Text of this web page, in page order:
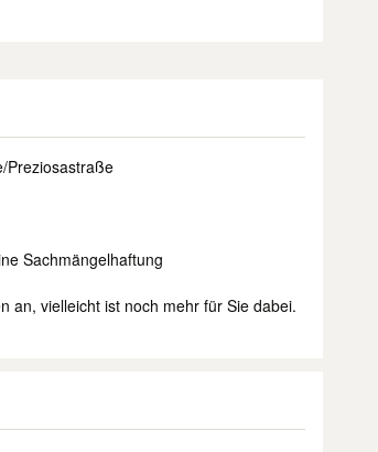
Preziosastraße
Sachmängelhaftung
an, vielleicht ist noch mehr für Sie dabei.